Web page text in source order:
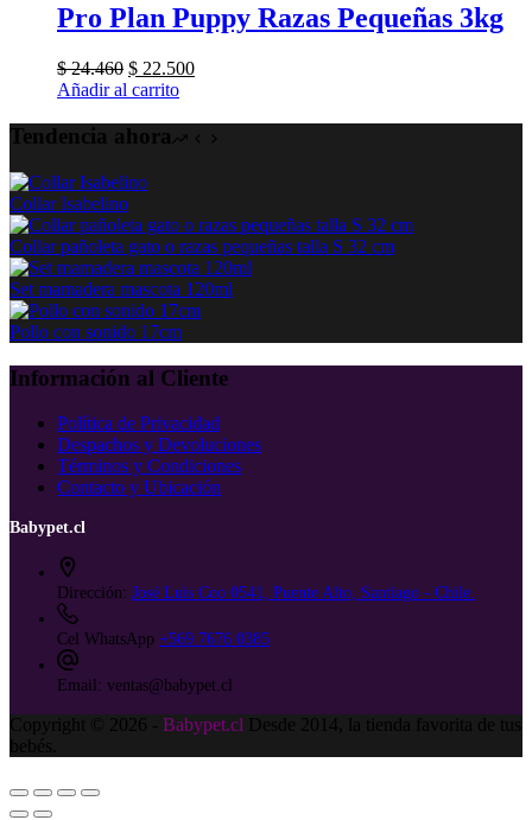
Pro Plan Puppy Razas Pequeñas 3kg
$24.460 El
precio
era:
$ 22.500El
es:
Añadir al carrito
Tendencia ahora
Collar Isabelino
Collar pañoleta gato o razas pequeñas talla S 32 cm
Set mamadera mascota 120ml
Pollo con sonido 17cm
Información al Cliente
Política de Privacidad
Despachos y Devoluciones
Términos y Condiciones
Contacto y Ubicación
Babypet.cl
Dirección: José Luis Coo 0541, Puente Alto, Santiago - Chile.
Cel WhatsApp +569 7676 0385
Email: ventas@babypet.cl
Copyright © 2026 - Babypet.cl Desde 2014, la tienda favorita de tus
bebés.